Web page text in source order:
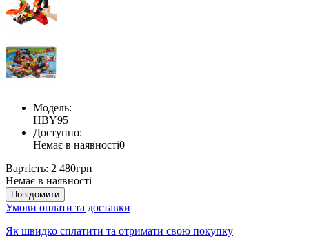
Модель:
HBY95
Доступно:
Немає в наявності0
Вартість: 2 480грн
Немає в наявності
Повідомити
Умови оплати та доставки
Як швидко сплатити та отримати свою покупку